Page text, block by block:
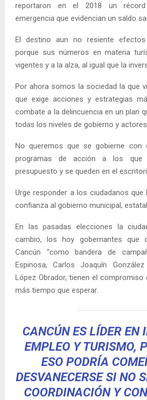
reportaron en el 2018 un
emergencia que evidencian un saldo
El destino aun no resiente
porque sus números en materia
vigentes y a la alza, al igual que la
Por ahora somos la sociedad la que
que exige acciones y estrategias
combate a la delincuencia en un plan
todas los niveles de gobierno y actores
No queremos que se gobierne con
programas de acción a los
presupuesto y se queden en el
Urge responder a los ciudadanos
confianza al gobierno municipal,
En las pasadas elecciones la
cambio, los hoy gobernantes que
Cancún “como bandera de
Espinosa, Carlos Joaquín
López Obrador, tienen el compromiso
más tiempo que esperar.
CANCÚN ES LÍDER EN
EMPLEO Y TURISMO,
ESO PODRÍA
DESVANECERSE SI NO
COORDINACIÓN Y